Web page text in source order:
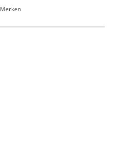
Merken